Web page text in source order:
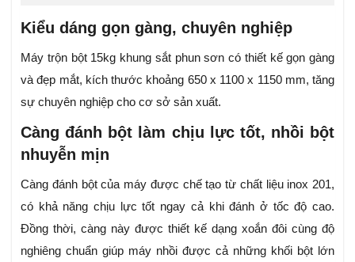
Kiểu dáng gọn gàng, chuyên nghiệp
Máy trộn bột 15kg khung sắt phun sơn có thiết kế gọn gàng
và đẹp mắt, kích thước khoảng 650 x 1100 x 1150 mm, tăng
sự chuyên nghiệp cho cơ sở sản xuất.
Càng đánh bột làm chịu lực tốt, nhồi bột
nhuyễn mịn
Càng đánh bột của máy được chế tạo từ chất liệu inox 201,
có khả năng chịu lực tốt ngay cả khi đánh ở tốc độ cao.
Đồng thời, càng này được thiết kế dạng xoắn đôi cùng độ
nghiêng chuẩn giúp máy nhồi được cả những khối bột lớn